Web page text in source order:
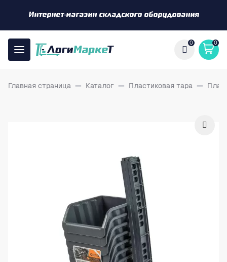
Интернет-магазин складского оборудования
0 0
Главная страница — Каталог — Пластиковая тара —